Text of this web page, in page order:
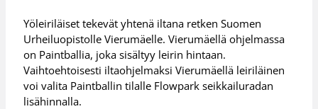
Yöleiriläiset tekevät yhtenä iltana retken Suomen
Urheiluopistolle Vierumäelle. Vierumäellä ohjelmassa
on Paintballia, joka sisältyy leirin hintaan.
Vaihtoehtoisesti iltaohjelmaksi Vierumäellä leiriläinen
voi valita Paintballin tilalle Flowpark seikkailuradan
lisähinnalla.